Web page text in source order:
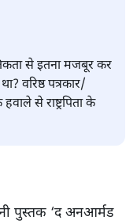
से इतना मजबूर कर
वरिष्ठ पत्रकार/
से राष्ट्रपिता के
पुस्तक ‘द अनआर्मड